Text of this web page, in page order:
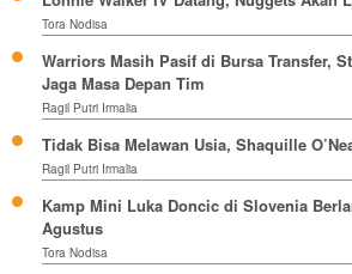
Tora Nodisa
Warriors Masih Pasif di Bursa Transfer,
Jaga Masa Depan Tim
Ragil Putri Irmalia
Tidak Bisa Melawan Usia, Shaquille
Ragil Putri Irmalia
Kamp Mini Luka Doncic di Slovenia
Agustus
Tora Nodisa